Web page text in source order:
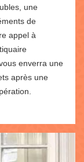
une
de
appel à
enverra une
après une